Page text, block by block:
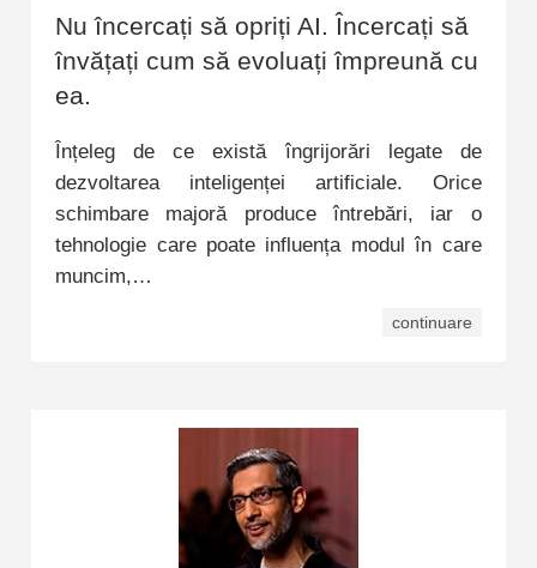
Nu încercați să opriți AI. Încercați să
învățați cum să evoluați împreună cu
ea.
Înțeleg de ce există îngrijorări legate de
dezvoltarea inteligenței artificiale. Orice
schimbare majoră produce întrebări, iar o
tehnologie care poate influența modul în care
muncim,…
continuare